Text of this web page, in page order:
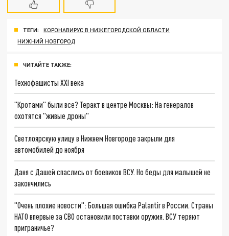
ТЕГИ:
КОРОНАВИРУС В НИЖЕГОРОДСКОЙ ОБЛАСТИ
НИЖНИЙ НОВГОРОД
ЧИТАЙТЕ ТАКЖЕ:
Технофашисты XXI века
"Кротами" были все? Теракт в центре Москвы: На генералов
охотятся "живые дроны"
Светлоярскую улицу в Нижнем Новгороде закрыли для
автомобилей до ноября
Даня с Дашей спаслись от боевиков ВСУ. Но беды для малышей не
закончились
"Очень плохие новости": Большая ошибка Palantir в России. Страны
НАТО впервые за СВО остановили поставки оружия. ВСУ теряют
приграничье?